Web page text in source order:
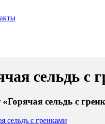
сельдь с
«Горячая сельдь с